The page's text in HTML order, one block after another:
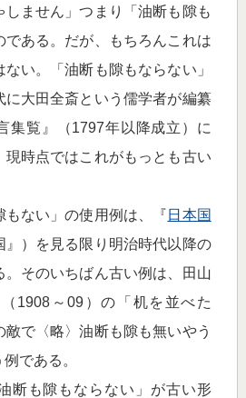
しません」つまり「油断も隙も
である。だが、もちろんこれは
い。「油断も隙もならない」
に大田全斎という儒学者が編纂
集覧』（1797年以降成立）に
現時点ではこれがもっとも古い
ない」の使用例は、『 日本国
』）を見る限り明治時代以降の
。そのいちばん古い例は、田山
1908～09）の「机を並べた
敵で〈略〉油断も隙も無いやう
である。
断も隙もならない」が古い形